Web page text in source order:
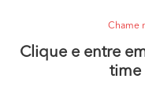
Chame
Clique e entre
time